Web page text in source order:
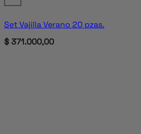
Set Vajilla Verano 20 pzas.
$371.000,00